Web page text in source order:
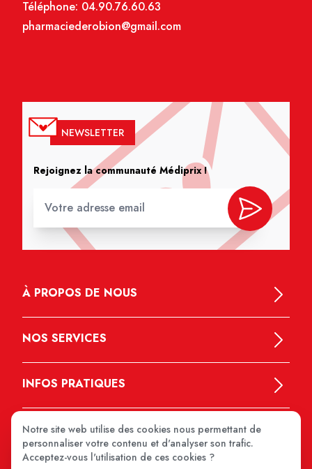
Téléphone: 04.90.76.60.63
pharmaciederobion@gmail.com
NEWSLETTER
Rejoignez la communauté Médiprix !
À PROPOS DE NOUS
NOS SERVICES
INFOS PRATIQUES
Notre site web utilise des cookies nous permettant de
personnaliser votre contenu et d'analyser son trafic.
Acceptez-vous l'utilisation de ces cookies ?